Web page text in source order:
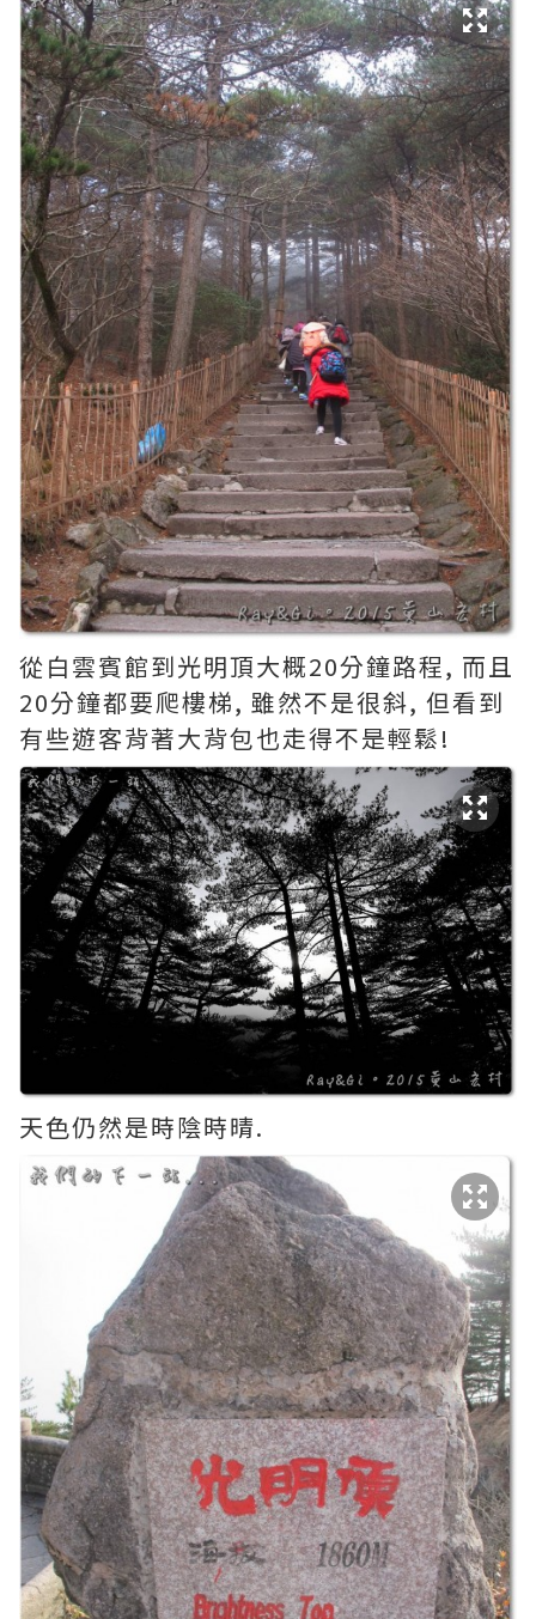
從白雲賓館到光明頂大概20分鐘路程, 而且
20分鐘都要爬樓梯, 雖然不是很斜, 但看到
有些遊客背著大背包也走得不是輕鬆!
天色仍然是時陰時晴.